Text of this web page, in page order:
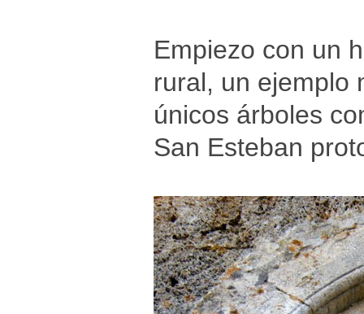
Empiezo con un
rural, un ejemplo
únicos árboles
San Esteban